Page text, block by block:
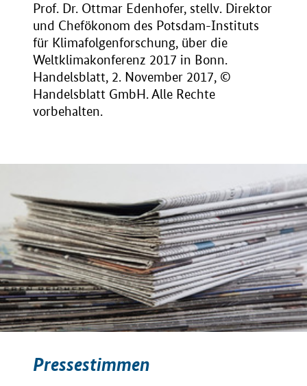
Prof. Dr. Ottmar Edenhofer, stellv. Direktor
und Chefökonom des Potsdam-Instituts
für Klimafolgenforschung, über die
Weltklimakonferenz 2017 in Bonn.
Handelsblatt, 2. November 2017, ©
Handelsblatt GmbH. Alle Rechte
vorbehalten.
Pressestimmen